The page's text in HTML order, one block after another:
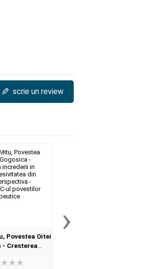
✎ scrie un review
Povestea Oitei
- Cresterea
din dubla
›